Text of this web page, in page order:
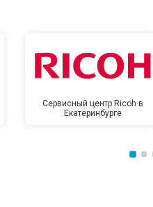
Сервисный центр Ricoh в
Екатеринбурге